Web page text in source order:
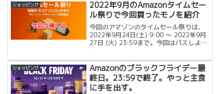
直、コーヒー好きには、嬉しい福袋のは
ずと期待してました。他の当選した人の
中身はわからないので、比較のしようが
ないですが、開封して入ったものを紹介
します。
ショッピング
2022年9月のAmazonタイムセー
ル祭りで今回買ったモノを紹介
今回のアマゾンのタイムセール祭りは、
2022年9月24日(土) 9:00 ～ 2022年9月
27日 (火) 23:59まで。今回はパスしよう
れる食料品とか、購入したばか...
ショッピング
Amazonのブラックフライデー最
終日。23:59で終了。やっと主食
に手を出す。